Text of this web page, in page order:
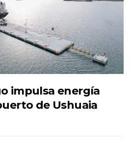
impulsa energía
de Ushuaia